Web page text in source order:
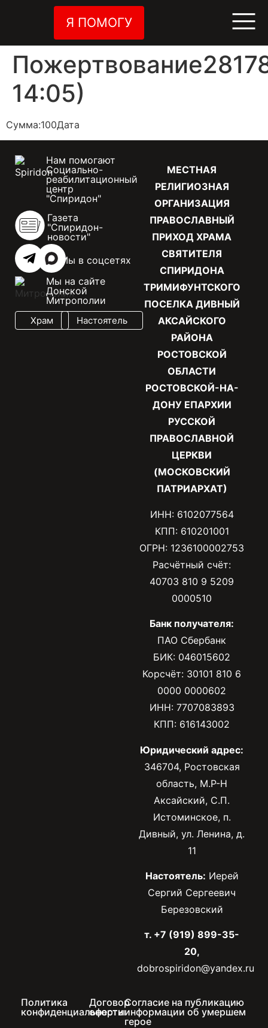
Я ПОМОГУ
14:05)
Сумма:100Дата
МЕСТНАЯ
РЕЛИГИОЗНАЯ
ОРГАНИЗАЦИЯ
ПРАВОСЛАВНЫЙ
ПРИХОД ХРАМА
СВЯТИТЕЛЯ
СПИРИДОНА
ТРИМИФУНТСКОГО
ПОСЕЛКА ДИВНЫЙ
АКСАЙСКОГО
РАЙОНА
РОСТОВСКОЙ
ОБЛАСТИ
РОСТОВСКОЙ-НА-
ДОНУ ЕПАРХИИ
РУССКОЙ
ПРАВОСЛАВНОЙ
ЦЕРКВИ
(МОСКОВСКИЙ
ПАТРИАРХАТ)
ИНН: 6102077564
КПП: 610201001
ОГРН: 1236100002753
Расчётный счёт:
40703 810 9 5209
0000510
Банк получателя:
ПАО Сбербанк
БИК: 046015602
Корсчёт: 30101 810 6
0000 0000602
ИНН: 7707083893
КПП: 616143002
Юридический адрес:
346704, Ростовская
область, М.Р-Н
Аксайский, С.П.
Истоминское, п.
Дивный, ул. Ленина, д.
11
Настоятель: Иерей
Сергий Сергеевич
Березовский
т. +7 (919) 899-35-
20,
dobrospiridon@yandex.ru
Нам помогают
Социально-
реабилитационный
центр
"Спиридон"
Газета
"Спиридон-
новости"
Мы в соцсетях
Мы на сайте
Донской
Митрополии
Храм Настоятель
Политика
конфиденциальности
Договор
оферты
Согласие на публикацию
информации об умершем
герое